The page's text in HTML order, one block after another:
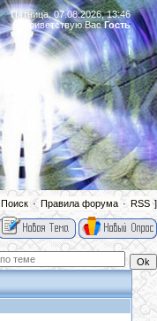
Пятница, 07.08.2026, 13:46
Приветствую ВасГость
|
Поиск · Правила форума · RSS ]